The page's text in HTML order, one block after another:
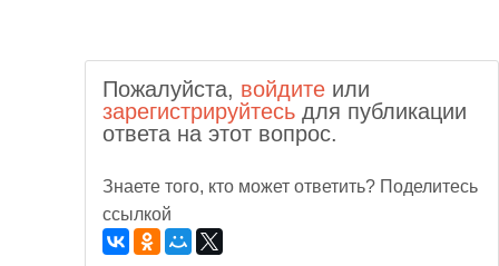
Пожалуйста, войдите или
зарегистрируйтесь для публикации
ответа на этот вопрос.
Знаете того, кто может ответить? Поделитесь
ссылкой